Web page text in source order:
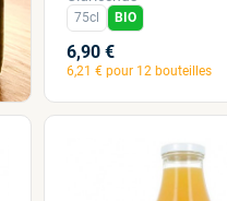
75cl BIO
6,90 €
6,21 € pour 12 bouteilles